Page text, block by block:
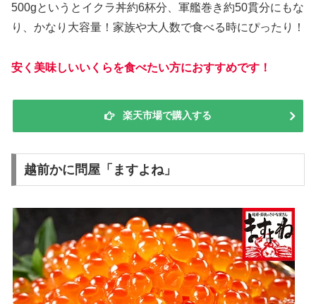
500gというとイクラ丼約6杯分、軍艦巻き約50貫分にもな
り、かなり大容量！家族や大人数で食べる時にぴったり！
安く美味しいいくらを食べたい方におすすめです！
楽天市場で購入する
越前かに問屋「ますよね」